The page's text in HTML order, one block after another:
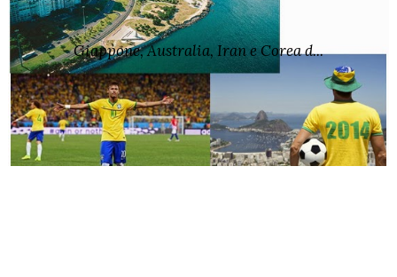
Giappone, Australia, Iran e Corea d...